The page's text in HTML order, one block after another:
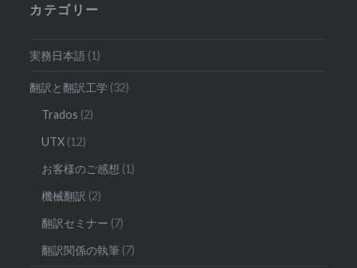
カテゴリー
実務日本語 (1)
翻訳と翻訳工学 (32)
Trados (2)
UTX (12)
お客様のご感想 (1)
機械翻訳 (2)
翻訳セミナー (7)
翻訳関係の執筆 (7)